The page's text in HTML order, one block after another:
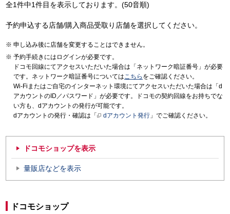
全1件中1件目を表示しております。(50音順)
予約申込する店舗/購入商品受取り店舗を選択してください。
申し込み後に店舗を変更することはできません。
予約手続きにはログインが必要です。
ドコモ回線にてアクセスいただいた場合は「ネットワーク暗証番号」が必要
です。ネットワーク暗証番号についてはこちら をご確認ください。
Wi-Fiまたはご自宅のインターネット環境にてアクセスいただいた場合は「d
アカウントのID／パスワード」が必要です。ドコモの契約回線をお持ちでな
い方も、dアカウントの発行が可能です。
dアカウントの発行・確認は「
dアカウント発行 」でご確認ください。
ドコモショップを表示
量販店などを表示
ドコモショップ